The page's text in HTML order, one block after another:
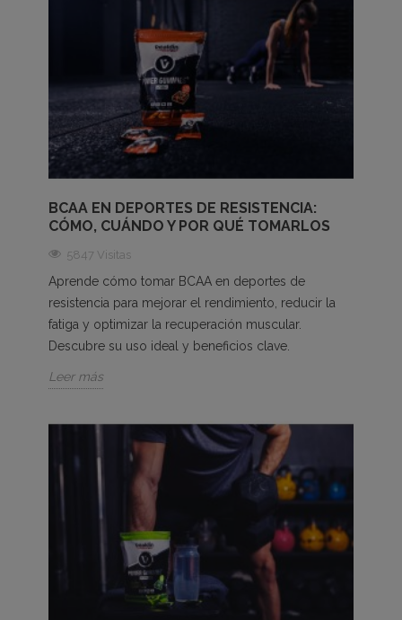
BCAA EN DEPORTES DE RESISTENCIA:
CÓMO, CUÁNDO Y POR QUÉ TOMARLOS
5847 Visitas
Aprende cómo tomar BCAA en deportes de
resistencia para mejorar el rendimiento, reducir la
fatiga y optimizar la recuperación muscular.
Descubre su uso ideal y beneficios clave.
Leer más